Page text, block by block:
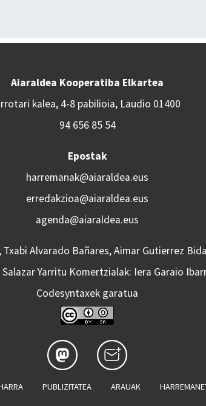
Aiaraldea Kooperatiba Elkartea
kalea, 4-8 pabilioia, Laudio 01400
94 656 85 54
Epostak
harremanak@aiaraldea.eus
erredakzioa@aiaraldea.eus
agenda@aiaraldea.eus
Alvarado Bañares, Aimar Gutierrez
Yarritu Komertzialak: Iera Garaio
Codesyntaxek garatua
PUBLIZITATEA ARAUAK